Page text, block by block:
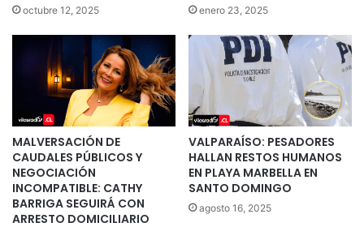
octubre 12, 2025 enero 23, 2025
MALVERSACIÓN DE
CAUDALES PÚBLICOS Y
NEGOCIACIÓN
INCOMPATIBLE: CATHY
BARRIGA SEGUIRÁ CON
ARRESTO DOMICILIARIO
VALPARAÍSO: PESADORES
HALLAN RESTOS HUMANOS
EN PLAYA MARBELLA EN
SANTO DOMINGO
agosto 16, 2025